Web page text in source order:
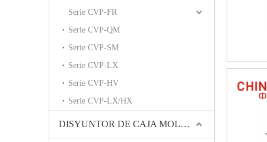
Serie CVP-FR
Serie CVP-QM
Serie CVP-SM
Serie CVP-LX
Serie CVP-HV
Serie CVP-LX/HX
DISYUNTOR DE CAJA MOLDEADA